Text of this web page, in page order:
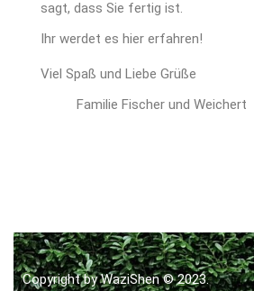
sagt, dass Sie fertig ist.
Ihr werdet es hier erfahren!
Viel Spaß und Liebe Grüße
Familie Fischer und Weichert
Copyright by WaziShen © 2023.